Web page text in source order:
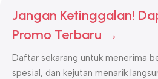
Jangan Ketinggalan!
Promo Terbaru →
Daftar sekarang untuk menerima
spesial, dan kejutan menarik